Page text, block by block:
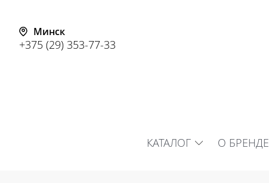
Минск
+375 (29) 353-77-33
КАТАЛОГ О БРЕНДЕ